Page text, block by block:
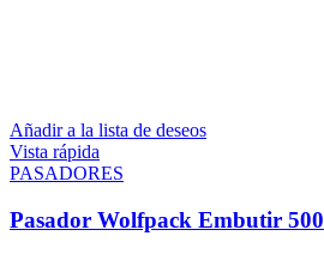
Añadir a la lista de deseos
Vista rápida
PASADORES
Pasador Wolfpack Embutir 500